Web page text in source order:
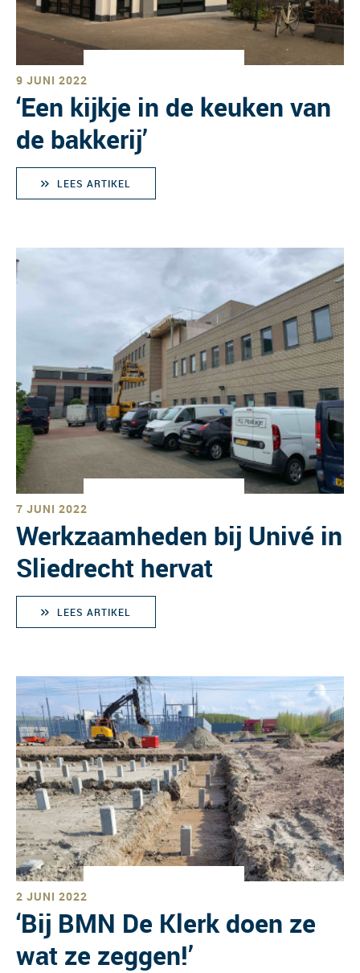
9 JUNI 2022
‘Een kijkje in de keuken van
de bakkerij’
LEES ARTIKEL
7 JUNI 2022
Werkzaamheden bij Univé in
Sliedrecht hervat
LEES ARTIKEL
2 JUNI 2022
‘Bij BMN De Klerk doen ze
wat ze zeggen!’